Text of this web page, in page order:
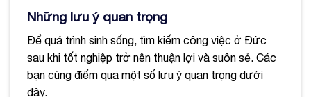
Những lưu ý quan trọng
Để quá trình sinh sống, tìm kiếm công việc ở Đức
sau khi tốt nghiệp trở nên thuận lợi và suôn sẻ. Các
bạn cùng điểm qua một số lưu ý quan trọng dưới
đây.